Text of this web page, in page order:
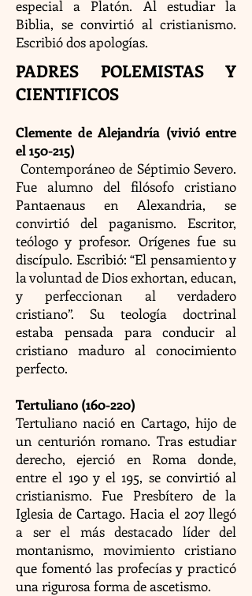
especial a Platón. Al estudiar la
Biblia, se convirtió al cristianismo.
Escribió dos apologías.
PADRES POLEMISTAS Y
CIENTIFICOS
Clemente de Alejandría (vivió entre
el 150-215)
Contemporáneo de Séptimio Severo.
Fue alumno del filósofo cristiano
Pantaenaus en Alexandria, se
convirtió del paganismo. Escritor,
teólogo y profesor. Orígenes fue su
discípulo. Escribió: “El pensamiento y
la voluntad de Dios exhortan, educan,
y perfeccionan al verdadero
cristiano”. Su teología doctrinal
estaba pensada para conducir al
cristiano maduro al conocimiento
perfecto.
Tertuliano (160-220)
Tertuliano nació en Cartago, hijo de
un centurión romano. Tras estudiar
derecho, ejerció en Roma donde,
entre el 190 y el 195, se convirtió al
cristianismo. Fue Presbítero de la
Iglesia de Cartago. Hacia el 207 llegó
a ser el más destacado líder del
montanismo, movimiento cristiano
que fomentó las profecías y practicó
una rigurosa forma de ascetismo.